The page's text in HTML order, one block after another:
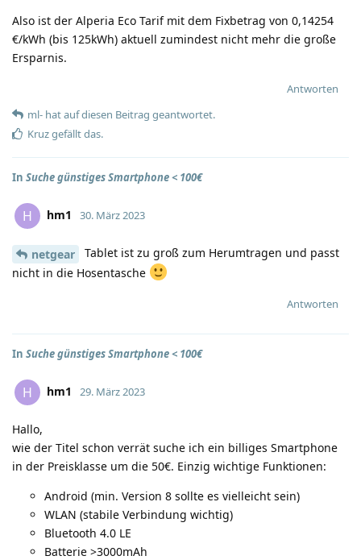
Also ist der Alperia Eco Tarif mit dem Fixbetrag von 0,14254
€/kWh (bis 125kWh) aktuell zumindest nicht mehr die große
Ersparnis.
Antworten
ml- hatauf diesen Beitrag geantwortet.
Kruzgefällt das.
In Suche günstiges Smartphone < 100€
H hm1 30. März 2023
netgear
Tablet ist zu groß zum Herumtragen und passt
nicht in die Hosentasche
Antworten
In Suche günstiges Smartphone < 100€
H hm1 29. März 2023
Hallo,
wie der Titel schon verrät suche ich ein billiges Smartphone
in der Preisklasse um die 50€. Einzig wichtige Funktionen:
Android (min. Version 8 sollte es vielleicht sein)
WLAN (stabile Verbindung wichtig)
Bluetooth 4.0 LE
Batterie >3000mAh